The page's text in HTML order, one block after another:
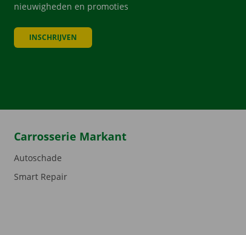
nieuwigheden en promoties
INSCHRIJVEN
Carrosserie Markant
Autoschade
Smart Repair